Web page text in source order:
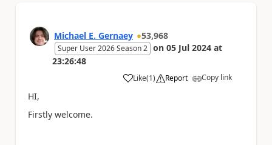
Michael E. Gernaey 53,968
Super User 2026 Season 2 on 05 Jul 2024 at
23:26:48
Like
a (1) Report Copy link
HI,
Firstly welcome.